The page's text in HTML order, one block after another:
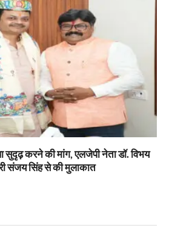
सुदृढ़ करने की मांग, एलजेपी नेता डॉ. विभय
संजय सिंह से की मुलाकात